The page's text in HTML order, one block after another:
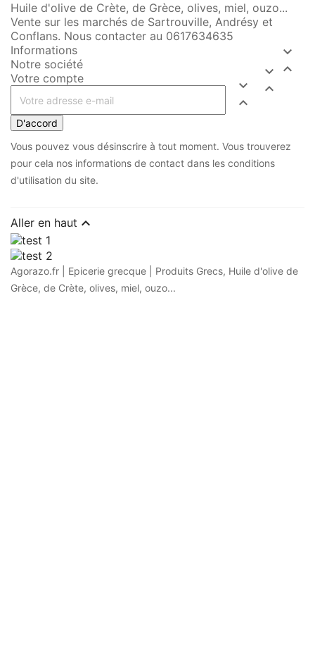
Huile d'olive de Crète, de Grèce, olives, miel, ouzo...
Vente sur les marchés de Sartrouville, Andrésy et
Conflans. Nous contacter au 0617634635
Informations


Notre société


Votre compte


D'accord
Vous pouvez vous désinscrire à tout moment. Vous trouverez
pour cela nos informations de contact dans les conditions
d'utilisation du site.
Aller en haut 
Agorazo.fr | Epicerie grecque | Produits Grecs, Huile d'olive de
Grèce, de Crète, olives, miel, ouzo...